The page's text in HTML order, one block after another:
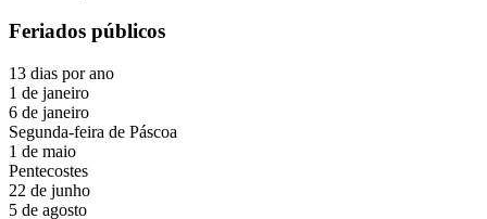
Feriados públicos
13 dias por ano
1 de janeiro
6 de janeiro
Segunda-feira de Páscoa
1 de maio
Pentecostes
22 de junho
5 de agosto